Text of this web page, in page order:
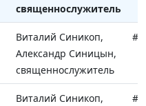
священнослужитель
Виталий Синикоп,
Александр Синицын,
священнослужитель
Виталий Синикоп,